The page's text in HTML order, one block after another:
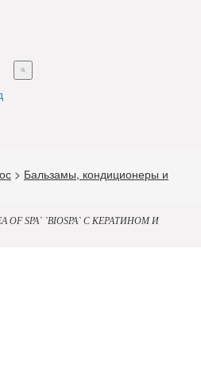
> Бальзамы, кондиционеры и
SPA` `BIOSPA` С КЕРАТИНОМ И